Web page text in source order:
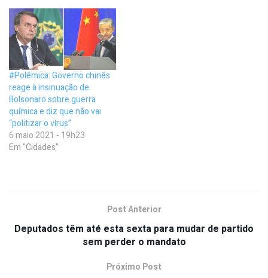
#Polêmica: Governo chinês
reage à insinuação de
Bolsonaro sobre guerra
química e diz que não vai
“politizar o vírus”
6 maio 2021 - 19h23
Em "Cidades"
Post Anterior
Deputados têm até esta sexta para mudar de partido
sem perder o mandato
Próximo Post